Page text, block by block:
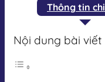
Thông tin
Nội dung bài viết